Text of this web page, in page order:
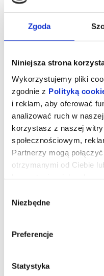
Zgoda
Niniejsza strona
Wykorzystujemy pliki
zgodnie z Polityką
i reklam, aby oferować
analizować ruch w
korzystasz z naszej
społecznościowym,
Partnerzy mogą
otrzymanymi od Ciebie
zgody
Niezbędne
Preferencje
Statystyka
ROMERIA
Osiemnastoletnia Marina
nieznanych dziadków.
formalności związanych ze
przeszłością, rodzinnymi
wspomnieniami. Marina
rodziny, odkrywa też